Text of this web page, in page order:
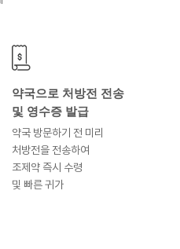
약국으로 처방전 전송
및 영수증 발급
약국 방문하기 전 미리
처방전을 전송하여
조제약 즉시 수령
및 빠른 귀가